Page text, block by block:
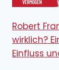
Robert
wirklich?
Einfluss